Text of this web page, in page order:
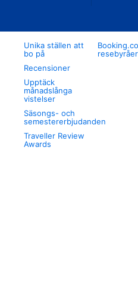
Unika ställen att
bo på
Recensioner
Upptäck
månadslånga
vistelser
Säsongs- och
semestererbjudanden
Traveller Review
Awards
resebyråer